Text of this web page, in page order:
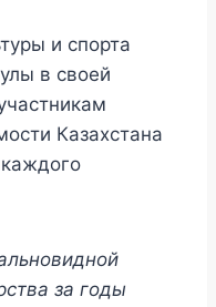
и спорта
в своей
Казахстана
за годы